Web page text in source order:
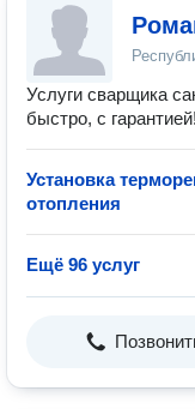
Услуги сварщика
быстро, с
Установка
отопления
Ещё 96 услуг